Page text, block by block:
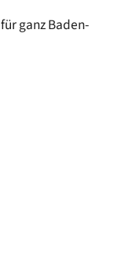
für ganz Baden-